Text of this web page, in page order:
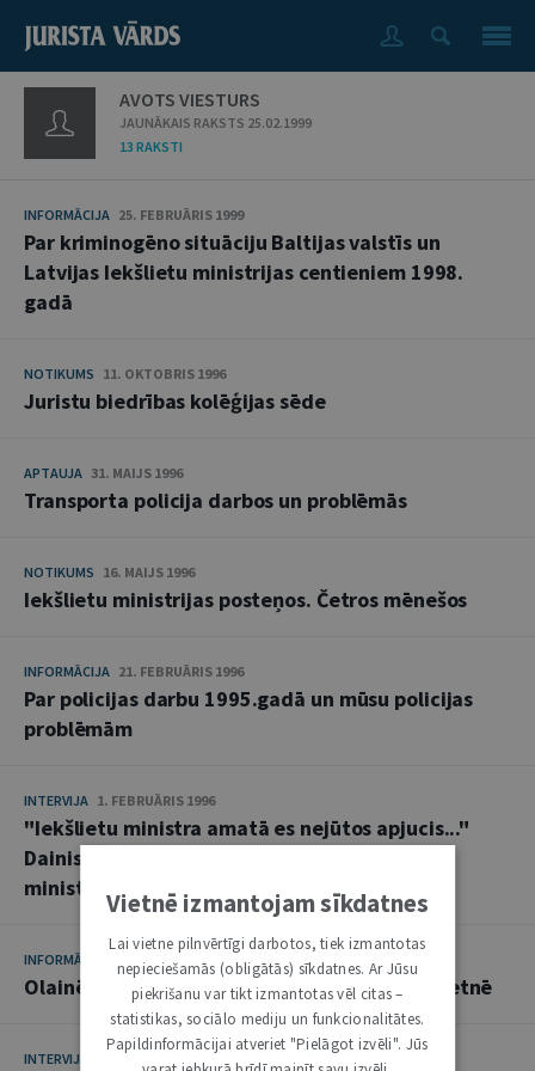
AVOTS VIESTURS
JAUNĀKAIS RAKSTS 25.02.1999
13 RAKSTI
INFORMĀCIJA 25. FEBRUĀRIS 1999
Par kriminogēno situāciju Baltijas valstīs un
Latvijas Iekšlietu ministrijas centieniem 1998.
gadā
NOTIKUMS 11. OKTOBRIS 1996
Juristu biedrības kolēģijas sēde
APTAUJA 31. MAIJS 1996
Transporta policija darbos un problēmās
NOTIKUMS 16. MAIJS 1996
Iekšlietu ministrijas posteņos. Četros mēnešos
INFORMĀCIJA 21. FEBRUĀRIS 1996
Par policijas darbu 1995.gadā un mūsu policijas
problēmām
INTERVIJA 1. FEBRUĀRIS 1996
"Iekšlietu ministra amatā es nejūtos apjucis..."
Dainis Turlais, Latvijas Republikas iekšlietu
ministrs
INFORMĀCIJA 5. JANVĀRIS 1996
Olainē, nelegālo imigrantu uzturēšanās nometnē
INTERVIJA 28. NOVEMBRIS 1995
Vietnē izmantojam sīkdatnes
Lai vietne pilnvērtīgi darbotos, tiek izmantotas
nepieciešamās (obligātās) sīkdatnes. Ar Jūsu
piekrišanu var tikt izmantotas vēl citas –
statistikas, sociālo mediju un funkcionalitātes.
Papildinformācijai atveriet "Pielāgot izvēli". Jūs